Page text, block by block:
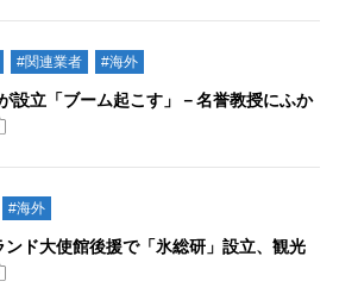
#関連業者 #海外
設立「ブーム起こす」－名誉教授にふか
#海外
ド大使館後援で「氷総研」設立、観光